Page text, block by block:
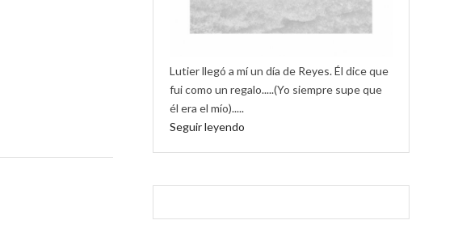
Lutier llegó a mí un día de Reyes. Él dice que
fui como un regalo.....(Yo siempre supe que
él era el mío).....
Seguir leyendo